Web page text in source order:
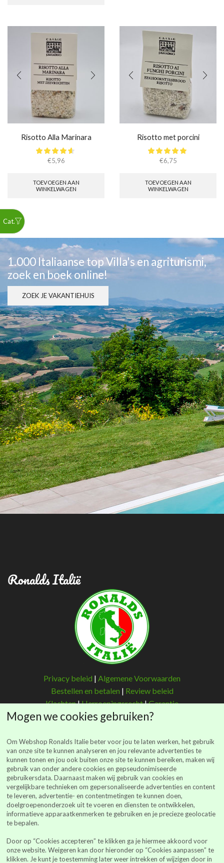
Risotto Alla Marinara
€5,96
TOEVOEGEN AAN
WINKELWAGEN
Risotto met porcini
€6,75
TOEVOEGEN AAN
WINKELWAGEN
1.000 Italiaanse top Villa's en agriturismi,
zoek en boek online!
ZOEK JE VAKANTIEHUIS
Ronalds Italië
Privacy beleid | Algemene Voorwaarden
Bestellen en betalen | Review beleid
Klachten|Herroepingsrecht|Garantie
Ronalds Italië
(Ronalds Italië Delicatessen B.V.)
Walderstraat 26
7241 BJ Lochem
webshop@ronalds-italie.nl
KvK 94041849
BTWid: NL866614886B01
Mogen we cookies gebruiken?
Om Webshop Ronalds Italie beter voor jou te laten werken, het gebruik
van onze site te kunnen analyseren en jou relevante advertenties te
kunnen tonen en jou ook buiten onze site te kunnen bereiken, maken wij
gebruik van onder andere cookies en gepseudonimiseerde
gebruikersdata. Daarnaast maken wij gebruik van cookies en
vergelijkbare technieken om gepersonaliseerde advertenties en content
te leveren, advertentie- en contentmetingen te kunnen doen,
doelgroepenonderzoek uit te voeren en diensten te ontwikkelen,
informatieve apparaatkenmerken te gebruiken en je precieze geolocatie
te bepalen.
Door op “Cookies accepteren” te klikken ga je hiermee akkoord voor
onze website. Weigeren kan door hieronder op “Cookies aanpassen” te
klikken. Je kunt je toestemming later weer intrekken of wijzigen door in